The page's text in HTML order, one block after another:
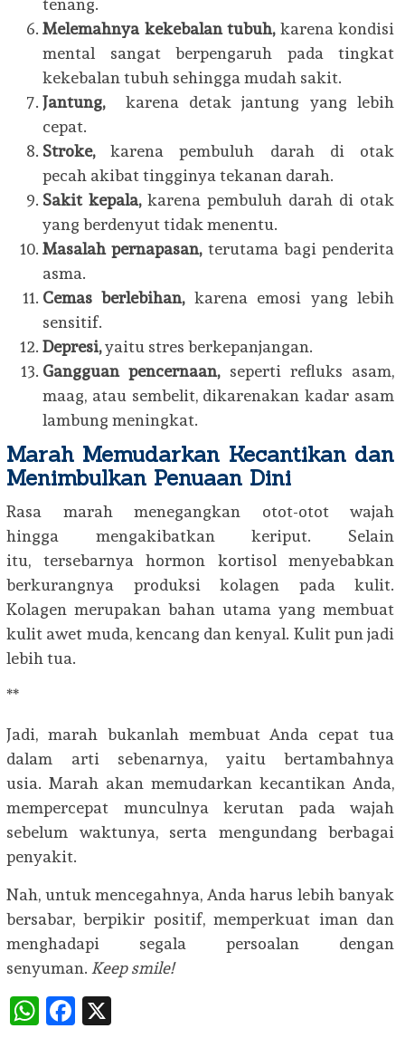
tenang.
Melemahnya kekebalan tubuh, karena kondisi
mental sangat berpengaruh pada tingkat
kekebalan tubuh sehingga mudah sakit.
Jantung,
karena detak jantung yang lebih
cepat.
Stroke,karena pembuluh darah di otak
pecah akibat tingginya tekanan darah.
Sakit kepala, karena pembuluh darah di otak
yang berdenyut tidak menentu.
Masalah pernapasan, terutama bagi penderita
asma.
Cemas berlebihan, karena emosi yang lebih
sensitif.
Depresi,yaitu stres berkepanjangan.
Gangguan pencernaan, seperti refluks asam,
maag, atau sembelit, dikarenakan kadar asam
lambung meningkat.
Marah Memudarkan Kecantikan dan
Menimbulkan Penuaan Dini
Rasa marah menegangkan otot-otot wajah
hingga mengakibatkan keriput. Selain
itu, tersebarnya hormon kortisol menyebabkan
berkurangnya produksi kolagen pada kulit.
Kolagen merupakan bahan utama yang membuat
kulit awet muda, kencang dan kenyal. Kulit pun jadi
lebih tua.
**
Jadi, marah bukanlah membuat Anda cepat tua
dalam arti sebenarnya, yaitu bertambahnya
usia. Marah akan memudarkan kecantikan Anda,
mempercepat munculnya kerutan pada wajah
sebelum waktunya, serta mengundang berbagai
penyakit.
Nah, untuk mencegahnya, Anda harus lebih banyak
bersabar, berpikir positif, memperkuat iman dan
menghadapi segala persoalan dengan
senyuman. Keep smile!
WhatsApp
Facebook